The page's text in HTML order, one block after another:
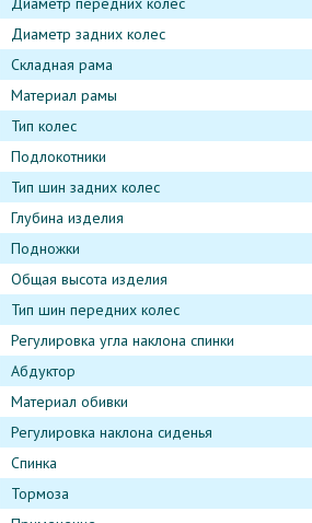
Диаметр задних колес
Складная рама
Материал рамы
Тип колес
Подлокотники
Тип шин задних колес
Глубина изделия
Подножки
Общая высота изделия
Тип шин передних колес
Регулировка угла наклона спинки
Абдуктор
Материал обивки
Регулировка наклона сиденья
Спинка
Тормоза